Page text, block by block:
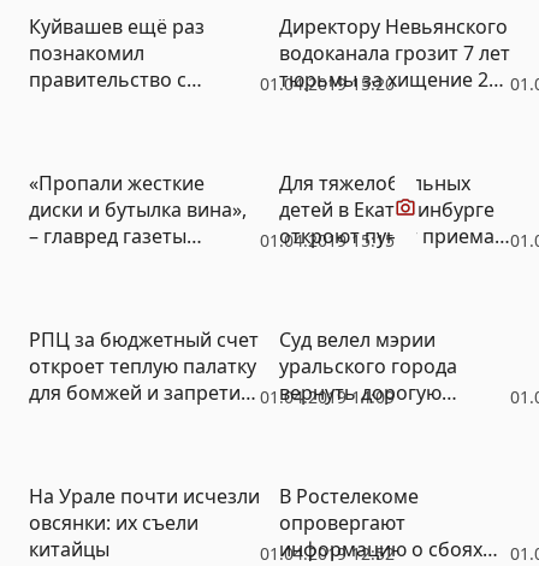
водохранилища
01.04.2019 15:20
Куйвашев ещё раз
познакомил
правительство с
Директору Невьянского
водоканала грозит 7 лет
тюрьмы за хищение 200
01.04.2019 15:15
«Пропали жесткие
диски и бутылка вина»,
– главред газеты
Видео
Для тяжелобольных
детей в Екатеринбурге
откроют пункт приема
01.04.2019 14:09
РПЦ за бюджетный счет
откроет теплую палатку
для бомжей и запретит
Суд велел мэрии
уральского города
вернуть дорогую
01.04.2019 12:52
На Урале почти исчезли
овсянки: их съели
китайцы
В Ростелекоме
опровергают
информацию о сбоях